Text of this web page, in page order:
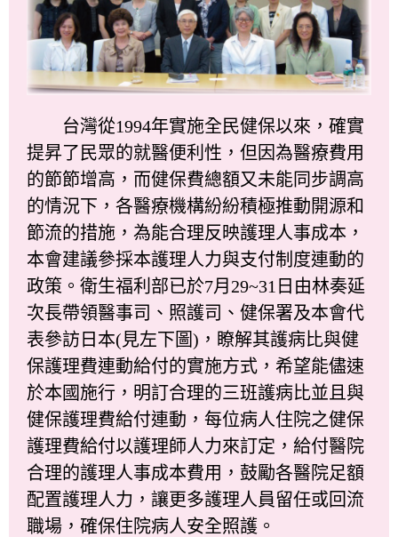
台灣從1994年實施全民健保以來，確實
提昇了民眾的就醫便利性，但因為醫療費用
的節節增高，而健保費總額又未能同步調高
的情況下，各醫療機構紛紛積極推動開源和
節流的措施，為能合理反映護理人事成本，
本會建議參採本護理人力與支付制度連動的
政策。衛生福利部已於7月29~31日由林奏延
次長帶領醫事司、照護司、健保署及本會代
表參訪日本(見左下圖)，瞭解其護病比與健
保護理費連動給付的實施方式，希望能儘速
於本國施行，明訂合理的三班護病比並且與
健保護理費給付連動，每位病人住院之健保
護理費給付以護理師人力來訂定，給付醫院
合理的護理人事成本費用，鼓勵各醫院足額
配置護理人力，讓更多護理人員留任或回流
職場，確保住院病人安全照護。